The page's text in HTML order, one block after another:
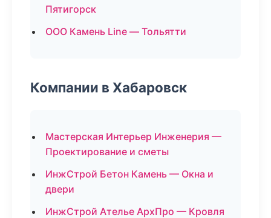
Пятигорск
ООО Камень Line — Тольятти
Компании в Хабаровск
Мастерская Интерьер Инженерия —
Проектирование и сметы
ИнжСтрой Бетон Камень — Окна и
двери
ИнжСтрой Ателье АрхПро — Кровля